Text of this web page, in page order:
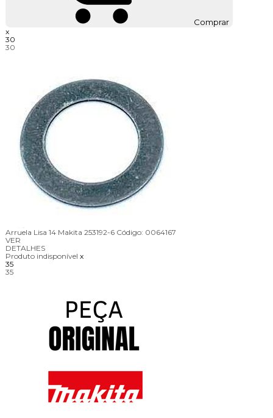
Comprar
x
30
30
Arruela Lisa 14 Makita 253192-6 Código: 0064167
VER
DETALHES
Produto indisponível x
35
35